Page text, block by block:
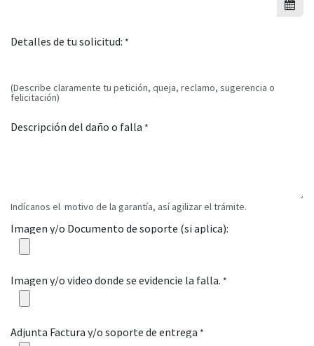
Detalles de tu solicitud: *
(Describe claramente tu petición, queja, reclamo, sugerencia o
felicitación)
Descripción del daño o falla *
Indícanos el motivo de la garantía, así agilizar el trámite.
Imagen y/o Documento de soporte (si aplica):
Imagen y/o video donde se evidencie la falla. *
Adjunta Factura y/o soporte de entrega *